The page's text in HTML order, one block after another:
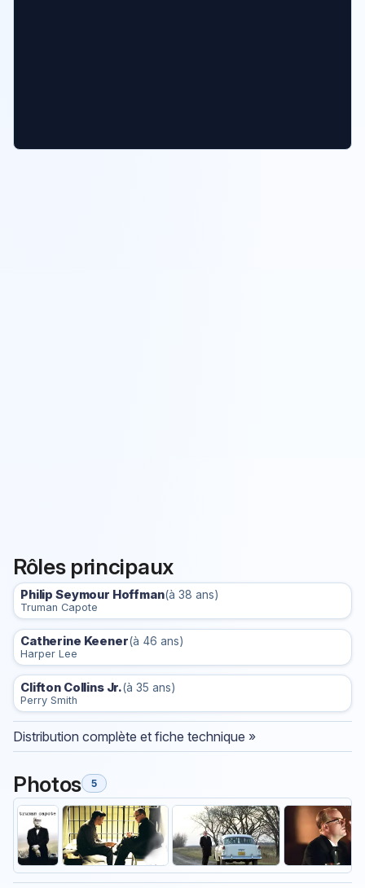
Rôles principaux
Philip Seymour Hoffman(à 38 ans)
Truman Capote
Catherine Keener(à 46 ans)
Harper Lee
Clifton Collins Jr.(à 35 ans)
Perry Smith
Distribution complète et fiche technique »
Photos 5